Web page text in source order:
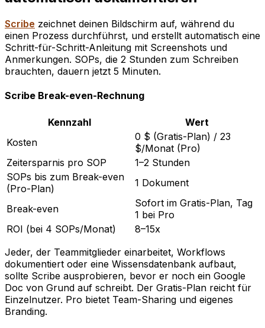
Scribe zeichnet deinen Bildschirm auf, während du
einen Prozess durchführst, und erstellt automatisch eine
Schritt-für-Schritt-Anleitung mit Screenshots und
Anmerkungen. SOPs, die 2 Stunden zum Schreiben
brauchten, dauern jetzt 5 Minuten.
Scribe Break-even-Rechnung
Kennzahl
Wert
Kosten
0 $ (Gratis-Plan) / 23
$/Monat (Pro)
Zeitersparnis pro SOP
1–2 Stunden
SOPs bis zum Break-even
(Pro-Plan)
1 Dokument
Break-even
Sofort im Gratis-Plan, Tag
1 bei Pro
ROI (bei 4 SOPs/Monat)
8–15x
Jeder, der Teammitglieder einarbeitet, Workflows
dokumentiert oder eine Wissensdatenbank aufbaut,
sollte Scribe ausprobieren, bevor er noch ein Google
Doc von Grund auf schreibt. Der Gratis-Plan reicht für
Einzelnutzer. Pro bietet Team-Sharing und eigenes
Branding.